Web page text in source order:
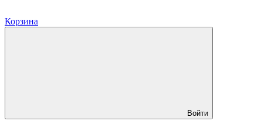
Корзина
Войти